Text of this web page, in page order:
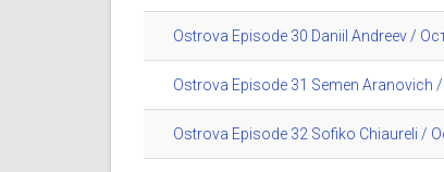
Ostrova Episode 30 Daniil Andreev /
Ostrova Episode 31 Semen
Ostrova Episode 32 Sofiko Chiaureli /